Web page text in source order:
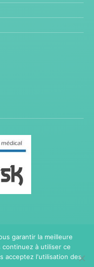
Tous droits
vos soins. Pour
garantir la meilleure
à utiliser ce
acceptez l'utilisation des